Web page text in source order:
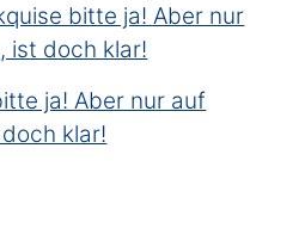
bitte ja! Aber nur
ist doch klar!
ja! Aber nur auf
klar!